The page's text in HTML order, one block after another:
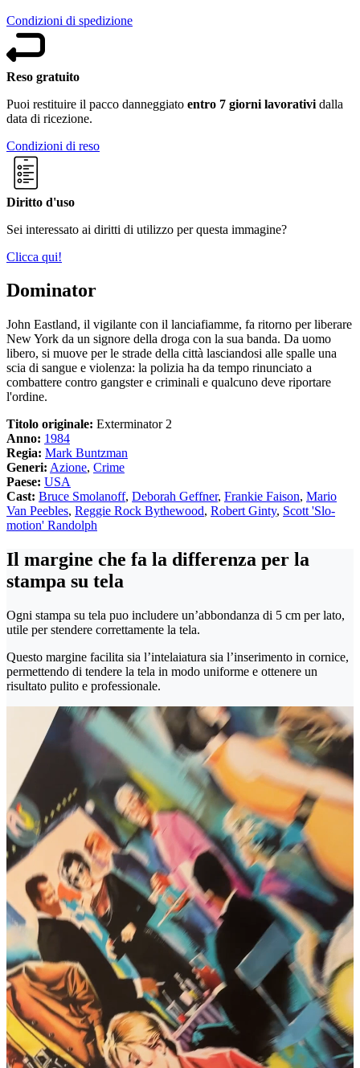
Condizioni di spedizione
Reso gratuito
Puoi restituire il pacco danneggiato entro 7 giorni lavorativi dalla
data di ricezione.
Condizioni di reso
Diritto d'uso
Sei interessato ai diritti di utilizzo per questa immagine?
Clicca qui!
Dominator
John Eastland, il vigilante con il lanciafiamme, fa ritorno per liberare
New York da un signore della droga con la sua banda. Da uomo
libero, si muove per le strade della città lasciandosi alle spalle una
scia di sangue e violenza: la polizia ha da tempo rinunciato a
combattere contro gangster e criminali e qualcuno deve riportare
l'ordine.
Titolo originale: Exterminator 2
Anno: 1984
Regia: Mark Buntzman
Generi: Azione, Crime
Paese: USA
Cast: Bruce Smolanoff, Deborah Geffner, Frankie Faison, Mario
Van Peebles, Reggie Rock Bythewood, Robert Ginty, Scott 'Slo-
motion' Randolph
Il margine che fa la differenza per la
stampa su tela
Ogni stampa su tela puo includere un’abbondanza di 5 cm per lato,
utile per stendere correttamente la tela.
Questo margine facilita sia l’intelaiatura sia l’inserimento in cornice,
permettendo di tendere la tela in modo uniforme e ottenere un
risultato pulito e professionale.